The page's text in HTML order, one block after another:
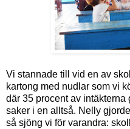
Vi stannade till vid en av
kartong med nudlar som vi
där 35 procent av
saker i en alltså. Nelly
så sjöng vi för varandra: